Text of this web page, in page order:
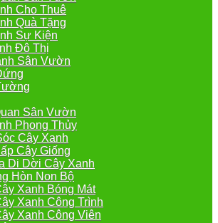
Cho Thuê
Quà Tặng
Sự Kiện
Đô Thị
Sân Vườn
Sân Vườn
Phong Thủy
Cây Xanh
Cây Giống
Di Dời Cây Xanh
Hòn Non Bộ
Xanh Bóng Mát
Xanh Công Trình
Xanh Công Viên